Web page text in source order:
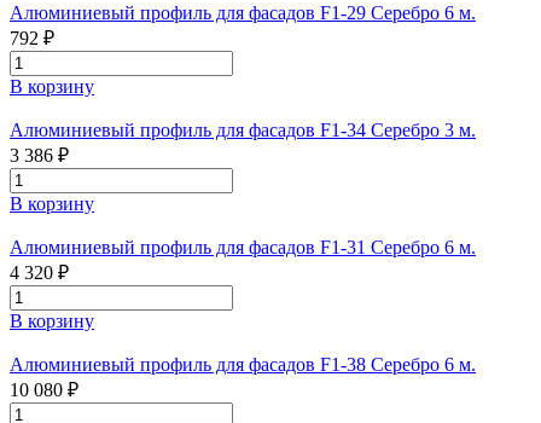
Алюминиевый профиль для фасадов F1-29 Серебро 6 м.
792 ₽
В корзину
Алюминиевый профиль для фасадов F1-34 Серебро 3 м.
3 386 ₽
В корзину
Алюминиевый профиль для фасадов F1-31 Серебро 6 м.
4 320 ₽
В корзину
Алюминиевый профиль для фасадов F1-38 Серебро 6 м.
10 080 ₽